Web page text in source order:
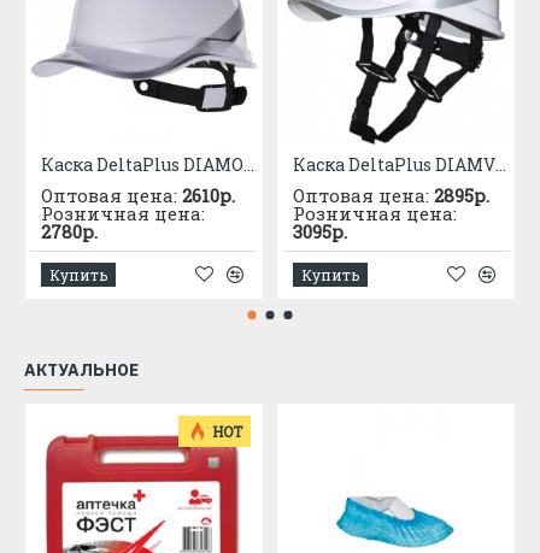
Каска DeltaPlus DIAMOND V белая
Оптовая цена: 2610р.
Розничная цена:
2780р.
Купить
Каска DeltaPlus DIAMVUP
Оптовая цена: 2895р.
Розничная цена:
3095р.
Купить
АКТУАЛЬНОЕ
HOT